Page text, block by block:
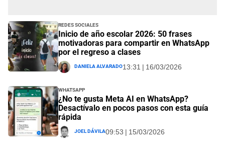
Redes Sociales
Inicio de año escolar 2026: 50 frases
motivadoras para compartir en WhatsApp
por el regreso a clases
Daniela Alvarado13:31 | 16/03/2026
Whatsapp
¿No te gusta Meta AI en WhatsApp?
Desactívalo en pocos pasos con esta guía
rápida
Joel Dávila09:53 | 15/03/2026